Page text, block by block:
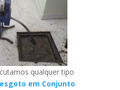
qualquer tipo
em Conjunto